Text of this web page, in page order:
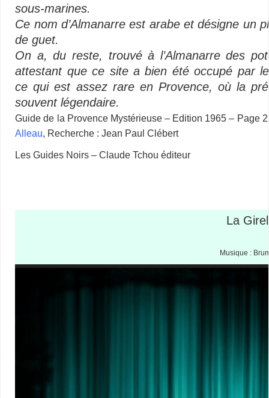
sous-marines.
Ce nom d’Almanarre est arabe et désigne un
de guet.
On a, du reste, trouvé à l’Almanarre des
attestant que ce site a bien été occupé par
ce qui est assez rare en Provence, où la
souvent légendaire.
Guide de la Provence Mystérieuse – Edition 1965 – Page
Alleau, Recherche : Jean Paul Clébert
Les Guides Noirs – Claude Tchou éditeur
La
Musique :